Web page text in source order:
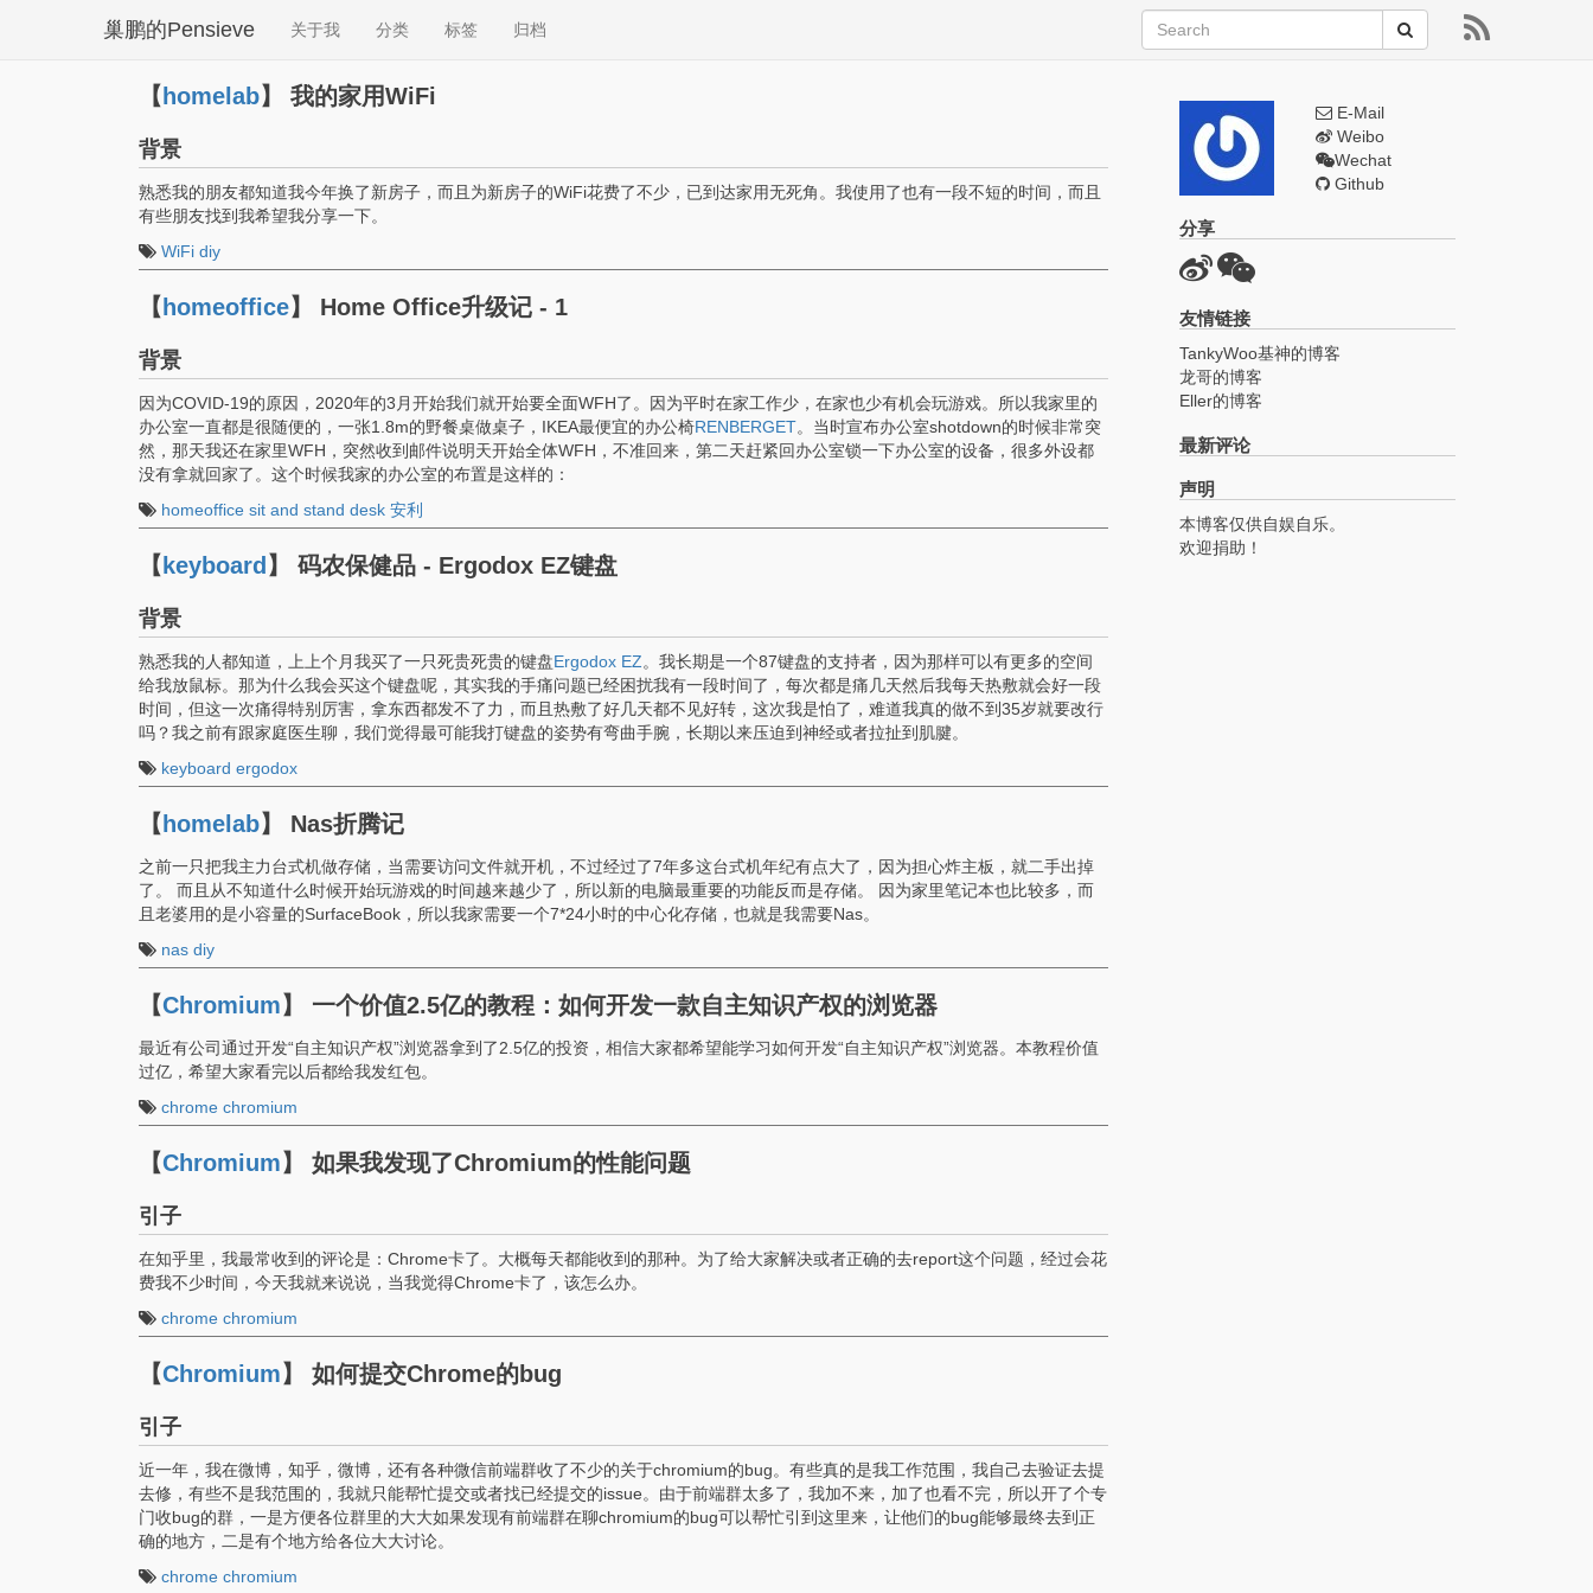
巢鹏的Pensieve 关于我 分类 标签 归档
【 homelab】 我的家用WiFi
背景
熟悉我的朋友都知道我今年换了新房子，而且为新房子的WiFi花费了不少，已到达家用无死角。我使用了也有一段不短的时间，而且
有些朋友找到我希望我分享一下。
WiFi diy
【 homeoffice】 Home Office升级记 - 1
背景
因为COVID-19的原因，2020年的3月开始我们就开始要全面WFH了。因为平时在家工作少，在家也少有机会玩游戏。所以我家里的
办公室一直都是很随便的，一张1.8m的野餐桌做桌子，IKEA最便宜的办公椅RENBERGET。当时宣布办公室shotdown的时候非常突
然，那天我还在家里WFH，突然收到邮件说明天开始全体WFH，不准回来，第二天赶紧回办公室锁一下办公室的设备，很多外设都
没有拿就回家了。这个时候我家的办公室的布置是这样的：
homeoffice sit and stand desk 安利
【 keyboard 】 码农保健品 - Ergodox EZ键盘
背景
熟悉我的人都知道，上上个月我买了一只死贵死贵的键盘Ergodox EZ。我长期是一个87键盘的支持者，因为那样可以有更多的空间
给我放鼠标。那为什么我会买这个键盘呢，其实我的手痛问题已经困扰我有一段时间了，每次都是痛几天然后我每天热敷就会好一段
时间，但这一次痛得特别厉害，拿东西都发不了力，而且热敷了好几天都不见好转，这次我是怕了，难道我真的做不到35岁就要改行
吗？我之前有跟家庭医生聊，我们觉得最可能我打键盘的姿势有弯曲手腕，长期以来压迫到神经或者拉扯到肌腱。
keyboard ergodox
【 homelab】 Nas折腾记
之前一只把我主力台式机做存储，当需要访问文件就开机，不过经过了7年多这台式机年纪有点大了，因为担心炸主板，就二手出掉
了。 而且从不知道什么时候开始玩游戏的时间越来越少了，所以新的电脑最重要的功能反而是存储。 因为家里笔记本也比较多，而
且老婆用的是小容量的SurfaceBook，所以我家需要一个7*24小时的中心化存储，也就是我需要Nas。
nas diy
【Chromium】 一个价值2.5亿的教程：如何开发一款自主知识产权的浏览器
最近有公司通过开发“自主知识产权”浏览器拿到了2.5亿的投资，相信大家都希望能学习如何开发“自主知识产权”浏览器。本教程价值
过亿，希望大家看完以后都给我发红包。
chrome chromium
【Chromium】 如果我发现了Chromium的性能问题
引子
在知乎里，我最常收到的评论是：Chrome卡了。大概每天都能收到的那种。为了给大家解决或者正确的去report这个问题，经过会花
费我不少时间，今天我就来说说，当我觉得Chrome卡了，该怎么办。
chrome chromium
【Chromium】 如何提交Chrome的bug
引子
近一年，我在微博，知乎，微博，还有各种微信前端群收了不少的关于chromium的bug。有些真的是我工作范围，我自己去验证去提
去修，有些不是我范围的，我就只能帮忙提交或者找已经提交的issue。由于前端群太多了，我加不来，加了也看不完，所以开了个专
门收bug的群，一是方便各位群里的大大如果发现有前端群在聊chromium的bug可以帮忙引到这里来，让他们的bug能够最终去到正
确的地方，二是有个地方给各位大大讨论。
chrome chromium
E-Mail
Weibo
Wechat
Github
分享
友情链接
TankyWoo基神的博客
龙哥的博客
Eller的博客
最新评论
声明
本博客仅供自娱自乐。
欢迎捐助！